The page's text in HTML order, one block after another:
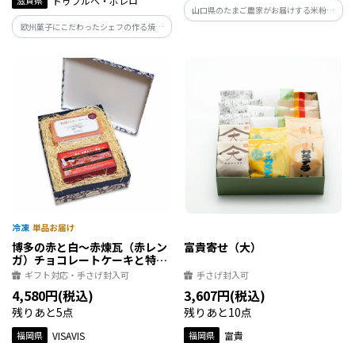
欧州菓子にこだわったシェフの作る焼き
菓子は、自然で良質な原材料を厳選し、
スローフードの考え方に基づいて製造し
ています。
山口県のたまご農家がお届けする米粉の
焼き菓子 自社生産の鶏卵米たまごと、国
博多の赤と白～赤煉瓦（赤レン
ガ）チョコレートケーキと特撰
バターケーキのセット
ギフト対応・手さげ封入可
4,580円(税込)
残りあと5点
福岡県 VISAVIS
富貴寄せ（大）
手さげ封入可
3,607円(税込)
残りあと10点
福岡県 富貴